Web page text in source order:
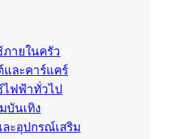
ภายในครัว
ละคาร์แคร์
ไฟฟ้าทั่วไป
บันเทิง
ละอุปกรณ์เสริม